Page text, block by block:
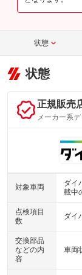
状態
状態
正規販売
メーカー系
対象車両
ダイ
載中
点検項目
数
ダイ
交換部品
などの内
容
車両